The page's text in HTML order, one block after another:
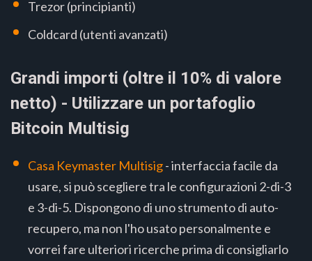
Trezor (principianti)
Coldcard (utenti avanzati)
Grandi importi (oltre il 10% di valore
netto) - Utilizzare un portafoglio
Bitcoin Multisig
Casa Keymaster Multisig- interfaccia facile da
usare, si può scegliere tra le configurazioni 2-di-3
e 3-di-5. Dispongono di uno strumento di auto-
recupero, ma non l'ho usato personalmente e
vorrei fare ulteriori ricerche prima di consigliarlo